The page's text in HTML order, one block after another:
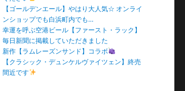
【ゴールデンエール】やはり大人気☆ オンライ
ンショップでも白浜町内でも…
幸運を呼ぶ空港ビール【ファースト・ラック】
毎日新聞に掲載していただきました
新作【ラムレーズンサンド】コラボ
【クラシック・デュンケルヴァイツェン】終売
間近です